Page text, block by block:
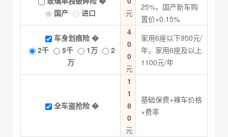
国产
进口
元
25%，国产新车购
置价×0.15%
车身划痕险 �
2千
5千 1万
2
万
4
0
0
元
家用6座以下950元/
年，家用6座及以上
1100元/年
全车盗抢险 �
1
1
8
0
元
基础保费+裸车价格
×费率